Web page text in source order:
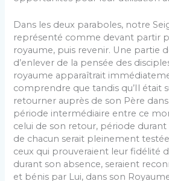
Dans les deux paraboles, notre
représenté comme devant partir
royaume, puis revenir. Une partie
d’enlever de la pensée des
royaume apparaîtrait
comprendre que tandis qu’Il était
retourner auprès de son Père
période intermédiaire entre ce
celui de son retour, période
de chacun serait pleinement
ceux qui prouveraient leur fidélité
durant son absence, seraient
et bénis par Lui, dans son